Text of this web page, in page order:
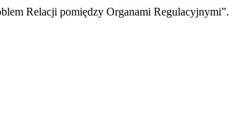
Relacji pomiędzy Organami Regulacyjnymi”.